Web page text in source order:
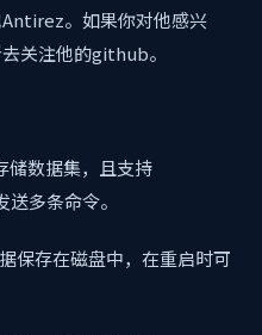
。如果你对他感兴
关注他的github。
储数据集，且支持
多条命令。
保存在磁盘中，在重启时可